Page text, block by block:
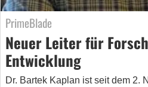
PrimeBlade
Neuer Leiter für
Entwicklung
Dr. Bartek Kaplan ist seit dem 2.